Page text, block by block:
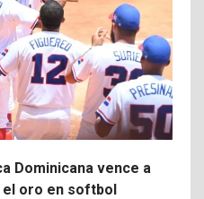
Dominicana vence a
el oro en softbol